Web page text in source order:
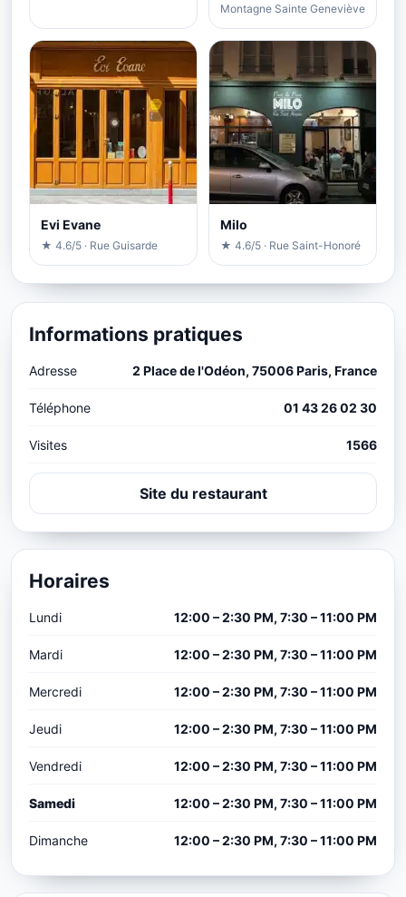
Montagne Sainte Geneviève
Evi Evane
★ 4.6/5 · Rue Guisarde
Milo
★ 4.6/5 · Rue Saint-Honoré
Informations pratiques
Adresse 2 Place de l'Odéon, 75006 Paris, France
Téléphone 01 43 26 02 30
Visites 1566
Site du restaurant
Horaires
Lundi 12:00 – 2:30 PM, 7:30 – 11:00 PM
Mardi 12:00 – 2:30 PM, 7:30 – 11:00 PM
Mercredi 12:00 – 2:30 PM, 7:30 – 11:00 PM
Jeudi 12:00 – 2:30 PM, 7:30 – 11:00 PM
Vendredi 12:00 – 2:30 PM, 7:30 – 11:00 PM
Samedi 12:00 – 2:30 PM, 7:30 – 11:00 PM
Dimanche 12:00 – 2:30 PM, 7:30 – 11:00 PM